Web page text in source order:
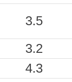
54
45
60
3.5
3.2
4.3